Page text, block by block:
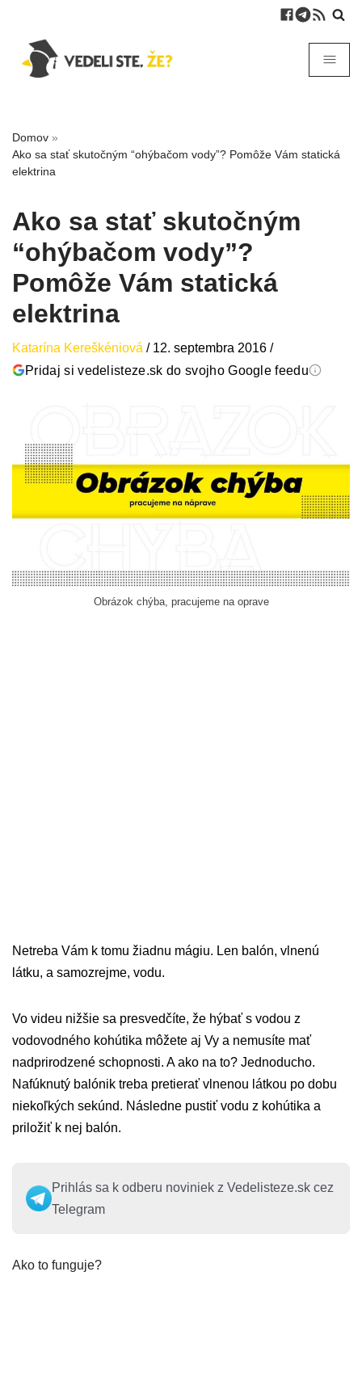
Domov »
Ako sa stať skutočným “ohýbačom vody”? Pomôže Vám statická
elektrina
Ako sa stať skutočným
“ohýbačom vody”?
Pomôže Vám statická
elektrina
Katarína Kereškéniová / 12. septembra 2016 /
Pridaj si vedelisteze.sk do svojho Google feedu
Obrázok chýba, pracujeme na oprave
Netreba Vám k tomu žiadnu mágiu. Len balón, vlnenú
látku, a samozrejme, vodu.
Vo videu nižšie sa presvedčíte, že hýbať s vodou z
vodovodného kohútika môžete aj Vy a nemusíte mať
nadprirodzené schopnosti. A ako na to? Jednoducho.
Nafúknutý balónik treba pretierať vlnenou látkou po dobu
niekoľkých sekúnd. Následne pustiť vodu z kohútika a
priložiť k nej balón.
Prihlás sa k odberu noviniek z Vedelisteze.sk cez
Telegram
Ako to funguje?